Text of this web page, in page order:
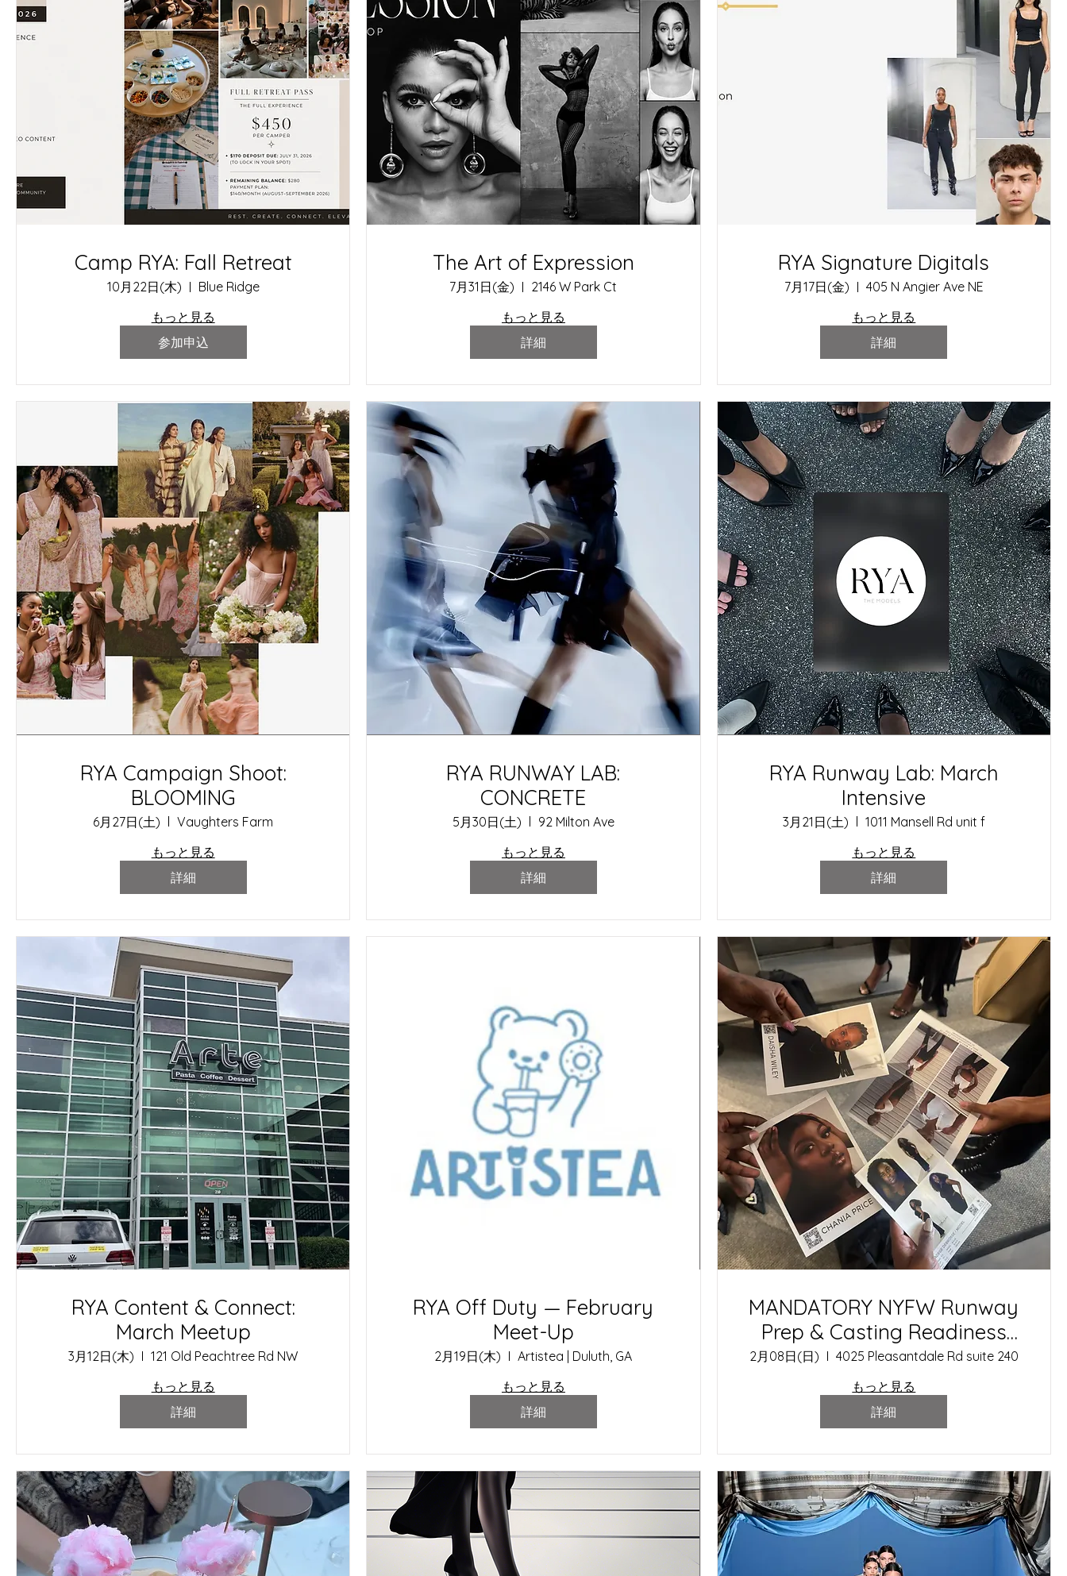
Camp RYA: Fall Retreat
10月22日(木)
Blue Ridge
もっと見る
参加申込
The Art of Expression
7月31日(金)
2146 W Park Ct
もっと見る
詳細
RYA Signature Digitals
7月17日(金)
405 N Angier Ave NE
もっと見る
詳細
RYA Campaign Shoot:
BLOOMING
6月27日(土)
Vaughters Farm
もっと見る
詳細
RYA RUNWAY LAB:
CONCRETE
5月30日(土)
92 Milton Ave
もっと見る
詳細
RYA Runway Lab: March
Intensive
3月21日(土)
1011 Mansell Rd unit f
もっと見る
詳細
RYA Content & Connect:
March Meetup
3月12日(木)
121 Old Peachtree Rd NW
もっと見る
詳細
RYA Off Duty — February
Meet-Up
2月19日(木)
Artistea | Duluth, GA
もっと見る
詳細
MANDATORY NYFW Runway
Prep & Casting Readiness
Workshop
2月08日(日)
4025 Pleasantdale Rd suite 240
もっと見る
詳細